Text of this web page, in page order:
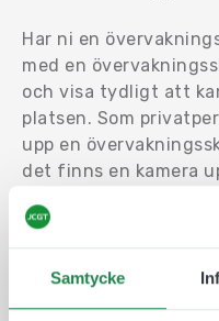
Samtycke
Har ni en
med en
och visa tydligt att
platsen. Som
upp en
det finns en kamera
utomhus likväl som
flertal olika val av